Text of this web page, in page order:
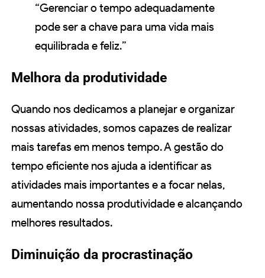
“Gerenciar o tempo adequadamente
pode ser a chave para uma vida mais
equilibrada e feliz.”
Melhora da produtividade
Quando nos dedicamos a planejar e organizar
nossas atividades, somos capazes de realizar
mais tarefas em menos tempo. A gestão do
tempo eficiente nos ajuda a identificar as
atividades mais importantes e a focar nelas,
aumentando nossa produtividade e alcançando
melhores resultados.
Diminuição da procrastinação